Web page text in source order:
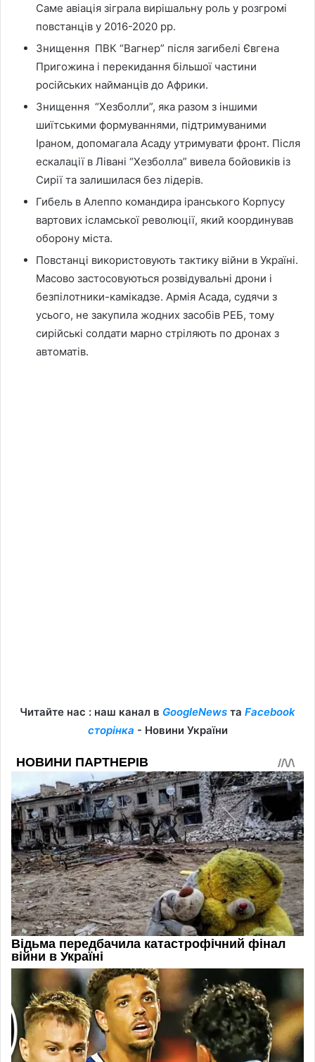
Саме авіація зіграла вирішальну роль у розгромі
повстанців у 2016-2020 рр.
Знищення ПВК “Вагнер” після загибелі Євгена
Пригожина і перекидання більшої частини
російських найманців до Африки.
Знищення “Хезболли”, яка разом з іншими
шиїтськими формуваннями, підтримуваними
Іраном, допомагала Асаду утримувати фронт. Після
ескалації в Лівані “Хезболла” вивела бойовиків із
Сирії та залишилася без лідерів.
Гибель в Алеппо командира іранського Корпусу
вартових ісламської революції, який координував
оборону міста.
Повстанці використовують тактику війни в Україні.
Масово застосовуються розвідувальні дрони і
безпілотники-камікадзе. Армія Асада, судячи з
усього, не закупила жодних засобів РЕБ, тому
сирійські солдати марно стріляють по дронах з
автоматів.
Читайте нас : наш канал в GoogleNews та Facebook
сторінка - Новини України